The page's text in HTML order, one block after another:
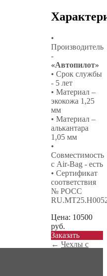
•
Производитель
-
«Автопилот»
• Срок службы
- 5 лет
• Материал –
экокожа 1,25
мм
• Материал –
алькантара
1,05 мм
•
Совместимость
с Air-Bag - есть
• Сертификат
соответствия
№ РОСС
Цена: 10500
руб.
Заказать
← Чехлы с